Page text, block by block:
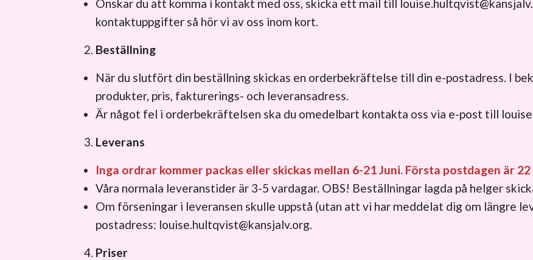
Önskar du att komma i kontakt med oss, skicka ett mail till
kontaktuppgifter så hör vi av oss inom kort.
Beställning
När du slutfört din beställning skickas en orderbekräftelse till din e-postadress. I
produkter, pris, fakturerings- och leveransadress.
Är något fel i orderbekräftelsen ska du omedelbart kontakta oss via e-post till
Leverans
Inga ordrar kommer packas eller skickas mellan 6-21 Juni. Första postdagen är 22
Våra normala leveranstider är 3-5 vardagar. OBS! Beställningar lagda på helger
Om förseningar i leveransen skulle uppstå (utan att vi har meddelat dig om längre
postadress: louise.hultqvist@kansjalv.org.
Priser